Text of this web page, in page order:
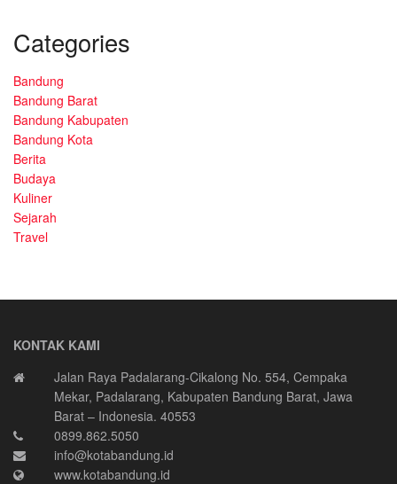
Categories
Bandung
Bandung Barat
Bandung Kabupaten
Bandung Kota
Berita
Budaya
Kuliner
Sejarah
Travel
KONTAK KAMI
Jalan Raya Padalarang-Cikalong No. 554, Cempaka
Mekar, Padalarang, Kabupaten Bandung Barat, Jawa
Barat – Indonesia. 40553
0899.862.5050
info@kotabandung.id
www.kotabandung.id